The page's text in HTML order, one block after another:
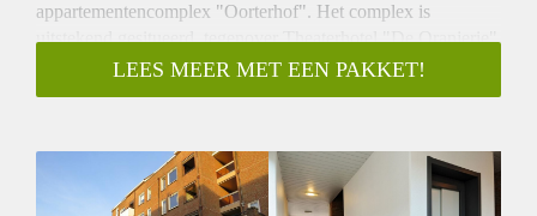
appartementencomplex "Oorterhof". Het complex is
uitstekend gesitueerd, tegenover Theaterhotel "De Oranjerie"
nabij alle winkels welke het gezellige stadscentrum van
Roermond rijk is. Op nog geen 2 minuten lopen bereikt u al
woonlocatie midden in het centrum van Roermond voor
zowel jong als oud!
LEES MEER MET EEN PAKKET!